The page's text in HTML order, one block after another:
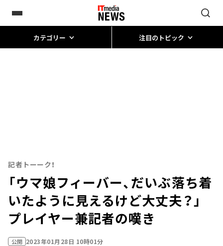
カテゴリー 注目のトピック
記者トーーク！
「ウマ娘フィーバー、だいぶ落ち着
いたように見えるけど大丈夫？」
プレイヤー兼記者の嘆き
公開 2023年01月28日 10時01分